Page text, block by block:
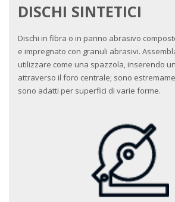
DISCHI SINTETICI
Dischi in fibra o in panno abrasivo
e impregnato con granuli abrasivi.
utilizzare come una spazzola, inserendo
attraverso il foro centrale; sono
sono adatti per superfici di varie forme.